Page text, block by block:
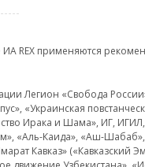
REX применяются
Легион «Свобода
«Украинская
Ирака и Шама», ИГ,
«Аль-Каида», «Аш-
Кавказ»